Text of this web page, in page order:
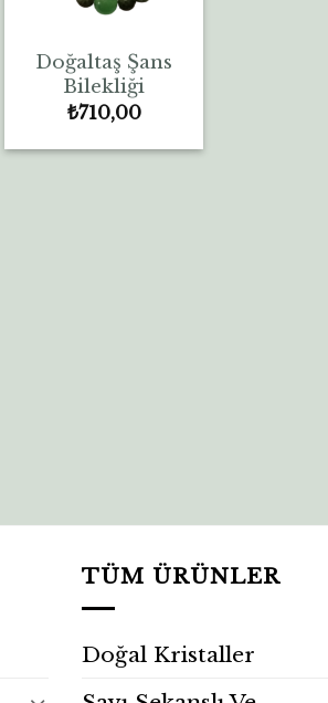
Doğaltaş Şans
Bilekliği
₺710,00
TÜM ÜRÜNLER
Doğal Kristaller